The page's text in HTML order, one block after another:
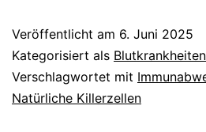
Veröffentlicht am 6. Juni 2025
Kategorisiert als Blutkrankheiten
Verschlagwortet mit
Natürliche Killerzellen